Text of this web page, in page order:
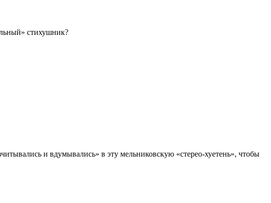
стихушник?
и вдумывались» в эту мельниковскую «стерео-хуетень», чтобы